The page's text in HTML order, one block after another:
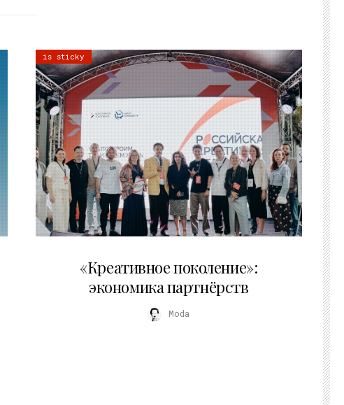
is sticky
«Креативное поколение»:
экономика партнёрств
Moda